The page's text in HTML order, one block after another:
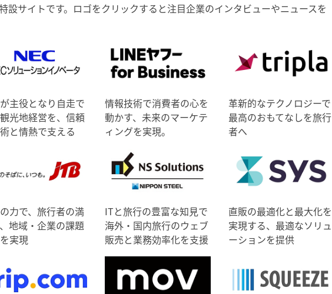
設サイトです。ロゴをクリックすると注目企業のインタビューやニュースを
主役となり自走で
光地経営を、信頼
と情熱で支える
情報技術で消費者の心を
動かす、未来のマーケテ
ィングを実現。
革新的なテクノロジーで
最高のおもてなしを旅行
者へ
力で、旅行者の満
地域・企業の課題
実現
ITと旅行の豊富な知見で
海外・国内旅行のウェブ
販売と業務効率化を支援
直販の最適化と最大化を
実現する、最適なソリュ
ーションを提供